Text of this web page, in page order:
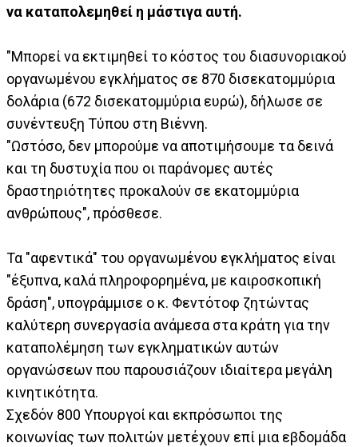
να καταπολεμηθεί η μάστιγα αυτή.
"Μπορεί να εκτιμηθεί το κόστος του διασυνοριακού
οργανωμένου εγκλήματος σε 870 δισεκατομμύρια
δολάρια (672 δισεκατομμύρια ευρώ), δήλωσε σε
συνέντευξη Τύπου στη Βιέννη.
"Ωστόσο, δεν μπορούμε να αποτιμήσουμε τα δεινά
και τη δυστυχία που οι παράνομες αυτές
δραστηριότητες προκαλούν σε εκατομμύρια
ανθρώπους", πρόσθεσε.
Τα "αφεντικά" του οργανωμένου εγκλήματος είναι
"έξυπνα, καλά πληροφορημένα, με καιροσκοπική
δράση", υπογράμμισε ο κ. Φεντότοφ ζητώντας
καλύτερη συνεργασία ανάμεσα στα κράτη για την
καταπολέμηση των εγκληματικών αυτών
οργανώσεων που παρουσιάζουν ιδιαίτερα μεγάλη
κινητικότητα.
Σχεδόν 800 Υπουργοί και εκπρόσωποι της
κοινωνίας των πολιτών μετέχουν επί μια εβδομάδα